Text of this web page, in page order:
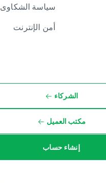
سياسة الشكاوى
أمن الإنترنت
الشركاء
مكتب العميل
إنشاء حساب